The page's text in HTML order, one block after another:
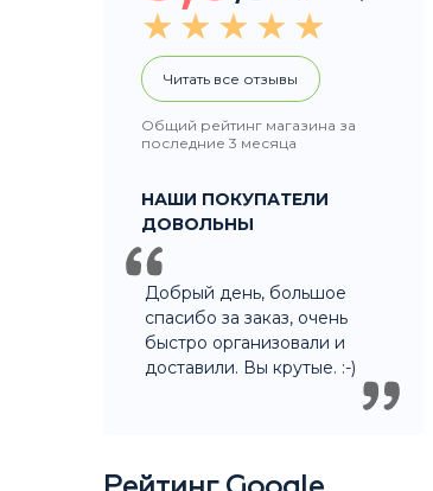
Читать все отзывы
Общий рейтинг магазина за
последние 3 месяца
НАШИ ПОКУПАТЕЛИ
ДОВОЛЬНЫ
Добрый день, большое
спасибо за заказ, очень
быстро организовали и
доставили. Вы крутые. :-)